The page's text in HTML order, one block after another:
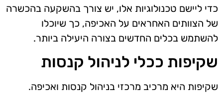
כדי ליישם טכנולוגיות אלו, יש צורך בהשקעה בהכשרה
של הצוותים האחראים על האכיפה, כך שיוכלו
להשתמש בכלים החדשים בצורה היעילה ביותר.
שקיפות ככלי לניהול קנסות
שקיפות היא מרכיב מרכזי בניהול קנסות ואכיפה.